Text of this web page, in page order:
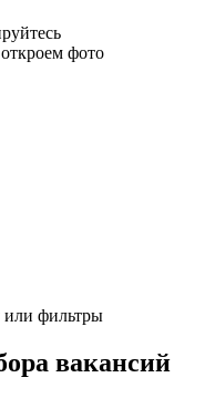
фото
или фильтры
вакансий